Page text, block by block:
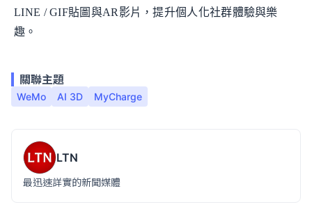
LINE / GIF貼圖與AR影片，提升個人化社群體驗與樂
趣。
關聯主題
WeMo AI 3D MyCharge
LTN
最迅速詳實的新聞媒體